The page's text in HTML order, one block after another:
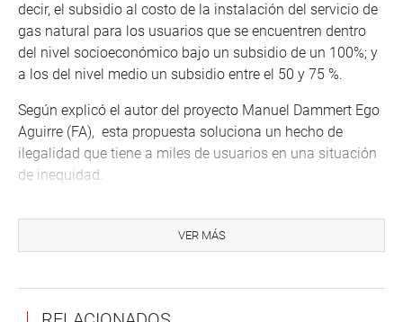
decir, el subsidio al costo de la instalación del servicio de
gas natural para los usuarios que se encuentren dentro
del nivel socioeconómico bajo un subsidio de un 100%; y
a los del nivel medio un subsidio entre el 50 y 75 %.
Según explicó el autor del proyecto Manuel Dammert Ego
Aguirre (FA), esta propuesta soluciona un hecho de
ilegalidad que tiene a miles de usuarios en una situación
de inequidad.
en una situación de inequidad e injusticia frente a otros
miles de usuarios que sí han sido y son beneficiarios de
VER MÁS